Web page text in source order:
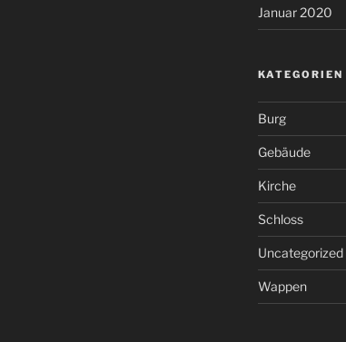
Januar 2020
KATEGORIEN
Burg
Gebäude
Kirche
Schloss
Uncategorized
Wappen